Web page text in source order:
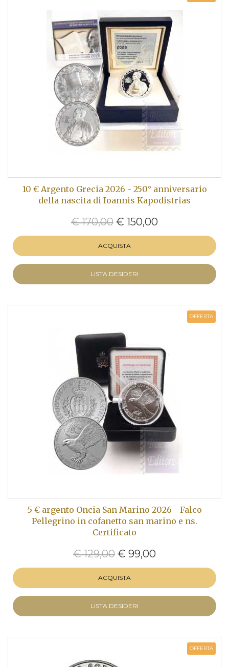
10 € Argento Grecia 2026 - 250° anniversario
della nascita di Ioannis Kapodistrias
€ 170,00 € 150,00
ACQUISTA
LISTA DESIDERI
OFFERTA
5 € argento Oncia San Marino 2026 - Falco
Pellegrino in cofanetto san marino e ns.
Certificato
€ 129,00 € 99,00
ACQUISTA
LISTA DESIDERI
OFFERTA